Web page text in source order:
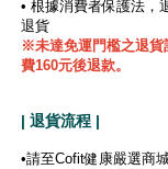
• 根據消費者保護法，
退貨
※未達免運門檻之退貨
費160元後退款。
| 退貨流程 |
•請至Cofit健康嚴選商